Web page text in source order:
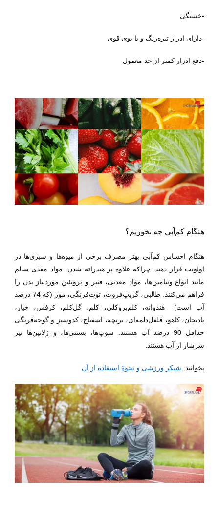
-خستگی
-دارای ادرار تیره‌رنگ و با بوی قوی
-دفع ادرار کمتر از حد معمول
هنگام کم‌آبی چه بخوریم؟
هنگام احساس کم‌آبی بهتر مصرف برخی از میوه‌ها و سبزی‌ها در
اولویت قرار دهید. چراکه علاوه بر هیدراته شدن، مواد مغذی سالم
مانند انواع ویتامین‌ها، مواد معدنی، فیبر و پروتئین موردنیاز بدن را
فراهم می‌کنند. طالبی، گریپ‌فروت، توت‌فرنگی، موز (که 74 درصد
آب است)
هندوانه، کلم‌بروکلی، کلم، گل‌کلم، کرفس، خیار،
بادنجان، کاهو، فلفل‌دلمه‌ای، تربچه، اسفناج، کدوسبز و گوجه‌فرنگی
حداقل 90 درصد آب هستند. سوپ‌ها، بستنی‌ها، و ژلاتین‌ها نیز
سرشار از آب هستند.
بخوانید: شیکر ورزشی و نحوۀ استفاده از آن